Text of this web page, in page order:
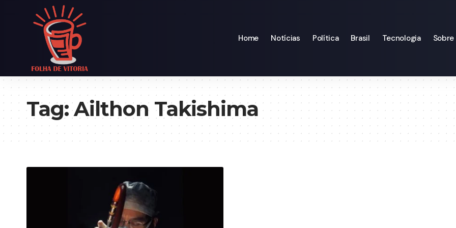
Home Notícias Política Brasil Tecnologia Sobre
Tag:Ailthon Takishima